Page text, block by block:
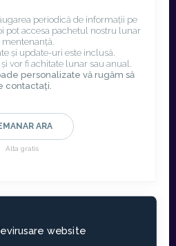
periodică de informații pe
pot accesa pachetul nostru lunar
mentenanță.
și update-uri este inclusă.
vor fi achitate lunar sau anual.
personalizate vă rugăm să
contactați.
ARA
Alta gratis
website